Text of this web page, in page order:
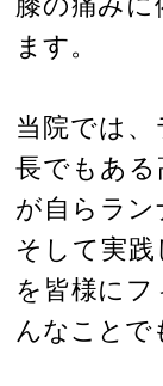
ます。
当院では
長でもある
が自らラン
そして実
を皆様に
んなことで